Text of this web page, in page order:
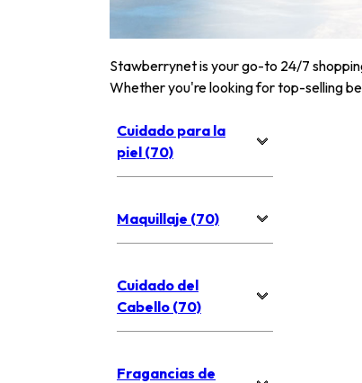
Stawberrynet is your go-to 24/7
Whether you're looking for top-selling
Cuidado para la
piel (70)
Maquillaje (70)
Cuidado del
Cabello (70)
Fragancias de